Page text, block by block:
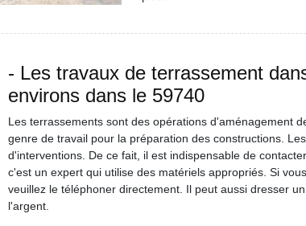
- Les travaux de terrassement
environs dans le 59740
Les terrassements sont des opérations d'aménagement
genre de travail pour la préparation des constructions.
d'interventions. De ce fait, il est indispensable de
c'est un expert qui utilise des matériels appropriés. Si
veuillez le téléphoner directement. Il peut aussi dresser
l'argent.